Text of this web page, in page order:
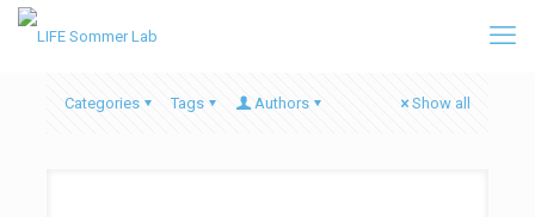
Categories Tags Authors Show all